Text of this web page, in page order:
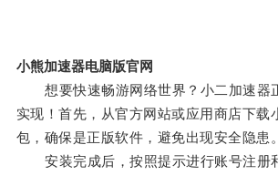
小熊加速器电脑版官网
想要快速畅游网络世界？小二加速器
实现！首先，从官方网站或应用商店下载
包，确保是正版软件，避免出现安全隐患。
安装完成后，按照提示进行账号注册